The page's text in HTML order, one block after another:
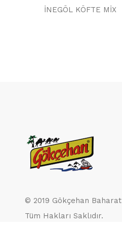
İNEGÖL KÖFTE MİX
© 2019 Gökçehan Baharat
Tüm Hakları Saklıdır.